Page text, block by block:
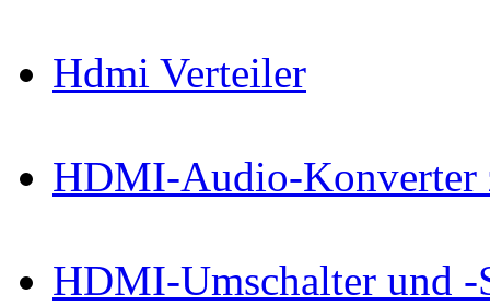
Hdmi Verteiler
HDMI-Audio-Konverter
HDMI-Umschalter und